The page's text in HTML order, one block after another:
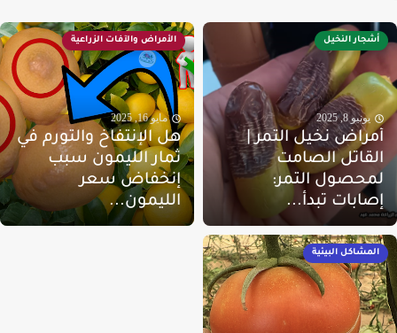
أشجار النخيل
يونيو 8, 2025
نخيل التمر |
الصامت
التمر:
تبدأ...
الأمراض والآفات الزراعية
مايو 16, 2025
هل الإنتفاخ والتورم في
ثمار الليمون سبب
إنخفاض سعر
الليمون...
المشاكل البيئية